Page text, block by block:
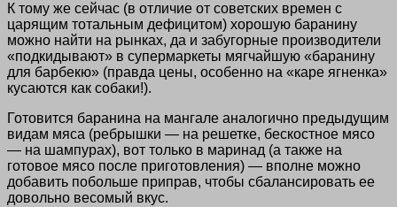
К тому же сейчас (в отличие от советских времен с
царящим тотальным дефицитом) хорошую баранину
можно найти на рынках, да и забугорные производители
«подкидывают» в супермаркеты мягчайшую «баранину
для барбекю» (правда цены, особенно на «каре ягненка»
кусаются как собаки!).
Готовится баранина на мангале аналогично предыдущим
видам мяса (ребрышки — на решетке, бескостное мясо
— на шампурах), вот только в маринад (а также на
готовое мясо после приготовления) — вполне можно
добавить побольше приправ, чтобы сбалансировать ее
довольно весомый вкус.